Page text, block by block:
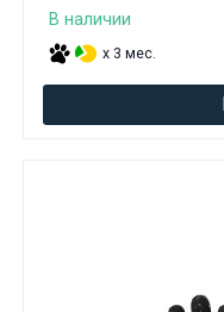
В наличии
x 3 мес.